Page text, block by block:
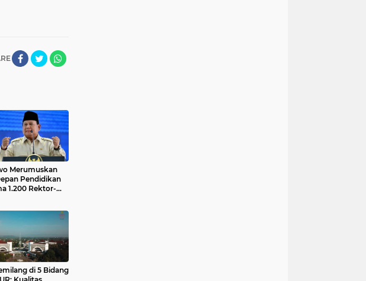
Merumuskan
Pendidikan
1.200 Rektor-
di 5 Bidang